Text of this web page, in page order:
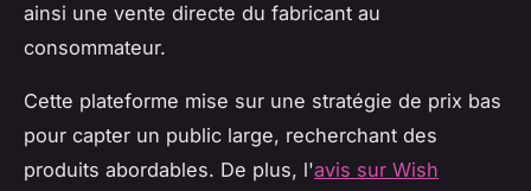
ainsi une vente directe du fabricant au
consommateur.
Cette plateforme mise sur une stratégie de prix bas
pour capter un public large, recherchant des
produits abordables. De plus, l'avis sur Wish